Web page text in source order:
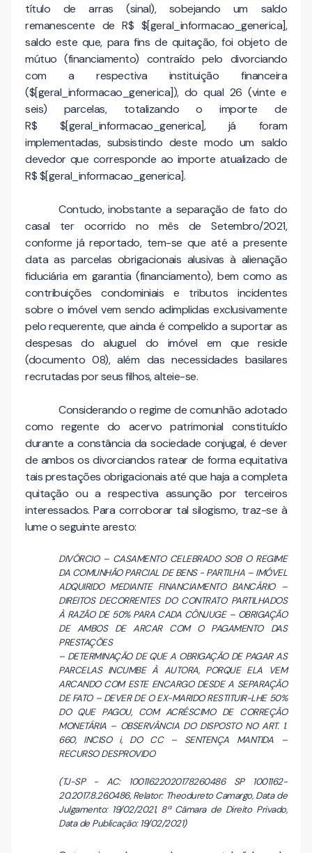
título de arras (sinal), sobejando um saldo
remanescente de R$ $[geral_informacao_generica],
saldo este que, para fins de quitação, foi objeto de
mútuo (financiamento) contraído pelo divorciando
com a respectiva instituição financeira
($[geral_informacao_generica]), do qual 26 (vinte e
seis) parcelas, totalizando o importe de
R$ $[geral_informacao_generica], já foram
implementadas, subsistindo deste modo um saldo
devedor que corresponde ao importe atualizado de
R$ $[geral_informacao_generica].
Contudo, inobstante a separação de fato do
casal ter ocorrido no mês de Setembro/2021,
conforme já reportado, tem-se que até a presente
data as parcelas obrigacionais alusivas à alienação
fiduciária em garantia (financiamento), bem como as
contribuições condominiais e tributos incidentes
sobre o imóvel vem sendo adimplidas exclusivamente
pelo requerente, que ainda é compelido a suportar as
despesas do aluguel do imóvel em que reside
(documento 08), além das necessidades basilares
recrutadas por seus filhos, alteie-se.
Considerando o regime de comunhão adotado
como regente do acervo patrimonial constituído
durante a constância da sociedade conjugal, é dever
de ambos os divorciandos ratear de forma equitativa
tais prestações obrigacionais até que haja a completa
quitação ou a respectiva assunção por terceiros
interessados. Para corroborar tal silogismo, traz-se à
lume o seguinte aresto:
DIVÓRCIO – CASAMENTO CELEBRADO SOB O REGIME
DA COMUNHÃO PARCIAL DE BENS - PARTILHA – IMÓVEL
ADQUIRIDO MEDIANTE FINANCIAMENTO BANCÁRIO –
DIREITOS DECORRENTES DO CONTRATO PARTILHADOS
À RAZÃO DE 50% PARA CADA CÔNJUGE – OBRIGAÇÃO
DE AMBOS DE ARCAR COM O PAGAMENTO DAS
PRESTAÇÕES
– DETERMINAÇÃO DE QUE A OBRIGAÇÃO DE PAGAR AS
PARCELAS INCUMBE À AUTORA, PORQUE ELA VEM
ARCANDO COM ESTE ENCARGO DESDE A SEPARAÇÃO
DE FATO – DEVER DE O EX-MARIDO RESTITUIR-LHE 50%
DO QUE PAGOU, COM ACRÉSCIMO DE CORREÇÃO
MONETÁRIA – OBSERVÂNCIA DO DISPOSTO NO ART. 1.
660, INCISO i, DO CC – SENTENÇA MANTIDA –
RECURSO DESPROVIDO
(TJ-SP - AC: 10011622020178260486 SP 1001162-
20.2017.8.26.0486, Relator: Theodureto Camargo, Data de
Julgamento: 19/02/2021, 8ª Câmara de Direito Privado,
Data de Publicação: 19/02/2021)